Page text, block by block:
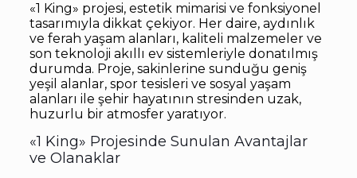
«1 King» projesi, estetik mimarisi ve fonksiyonel
tasarımıyla dikkat çekiyor. Her daire, aydınlık
ve ferah yaşam alanları, kaliteli malzemeler ve
son teknoloji akıllı ev sistemleriyle donatılmış
durumda. Proje, sakinlerine sunduğu geniş
yeşil alanlar, spor tesisleri ve sosyal yaşam
alanları ile şehir hayatının stresinden uzak,
huzurlu bir atmosfer yaratıyor.
«1 King» Projesinde Sunulan Avantajlar
ve Olanaklar